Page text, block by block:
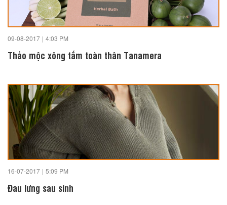
09-08-2017 | 4:03 PM
Thảo mộc xông tắm toàn thân Tanamera
16-07-2017 | 5:09 PM
Đau lưng sau sinh